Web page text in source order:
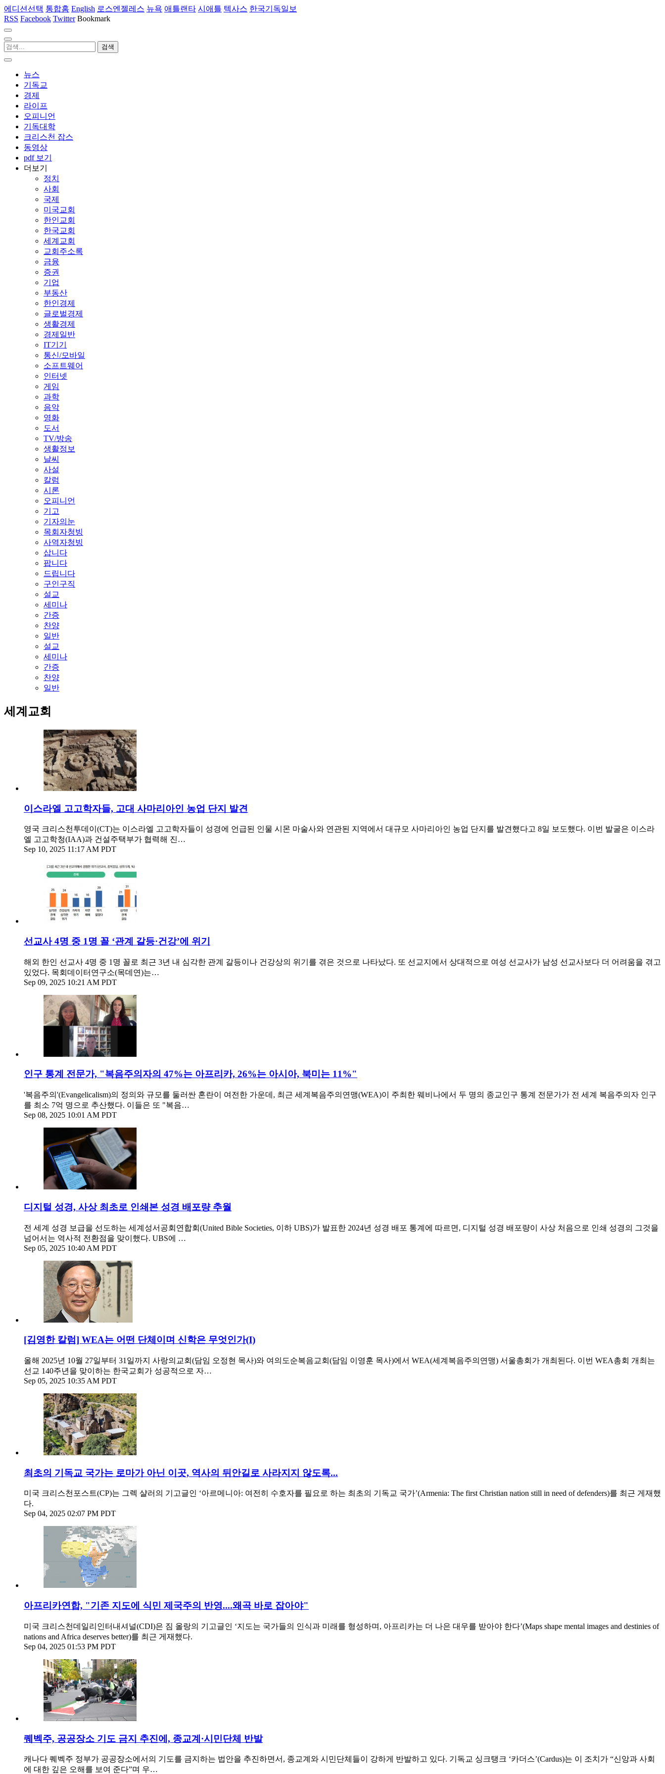
에디션선택 통합홈 English 로스엔젤레스 뉴욕 애틀랜타 시애틀 텍사스 한국기독일보
RSS Facebook Twitter Bookmark
뉴스
기독교
경제
라이프
오피니언
기독대학
크리스천 잡스
동영상
pdf 보기
더보기
정치
사회
국제
미국교회
한인교회
한국교회
세계교회
교회주소록
금융
증권
기업
부동산
한인경제
글로벌경제
생활경제
경제일반
IT기기
통신/모바일
소프트웨어
인터넷
게임
과학
음악
영화
도서
TV/방송
생활정보
날씨
사설
칼럼
시론
오피니언
기고
기자의눈
목회자청빙
사역자청빙
삽니다
팝니다
드립니다
구인구직
설교
세미나
간증
찬양
일반
설교
세미나
간증
찬양
일반
세계교회
이스라엘 고고학자들, 고대 사마리아인 농업 단지 발견
영국 크리스천투데이(CT)는 이스라엘 고고학자들이 성경에 언급된 인물 시몬 마술사와 연관된 지역에서 대규모 사마리아인 농업 단지를 발견했다고 8일 보도했다. 이번 발굴은 이스라
엘 고고학청(IAA)과 건설주택부가 협력해 진…
Sep 10, 2025 11:17 AM PDT
선교사 4명 중 1명 꼴 ‘관계 갈등·건강’에 위기
해외 한인 선교사 4명 중 1명 꼴로 최근 3년 내 심각한 관계 갈등이나 건강상의 위기를 겪은 것으로 나타났다. 또 선교지에서 상대적으로 여성 선교사가 남성 선교사보다 더 어려움을 겪고
있었다. 목회데이터연구소(목데연)는…
Sep 09, 2025 10:21 AM PDT
인구 통계 전문가, "복음주의자의 47%는 아프리카, 26%는 아시아, 북미는 11%"
'복음주의'(Evangelicalism)의 정의와 규모를 둘러싼 혼란이 여전한 가운데, 최근 세계복음주의연맹(WEA)이 주최한 웨비나에서 두 명의 종교인구 통계 전문가가 전 세계 복음주의자 인구
를 최소 7억 명으로 추산했다. 이들은 또 "복음…
Sep 08, 2025 10:01 AM PDT
디지털 성경, 사상 최초로 인쇄본 성경 배포량 추월
전 세계 성경 보급을 선도하는 세계성서공회연합회(United Bible Societies, 이하 UBS)가 발표한 2024년 성경 배포 통계에 따르면, 디지털 성경 배포량이 사상 처음으로 인쇄 성경의 그것을
넘어서는 역사적 전환점을 맞이했다. UBS에 …
Sep 05, 2025 10:40 AM PDT
[김영한 칼럼] WEA는 어떤 단체이며 신학은 무엇인가(I)
올해 2025년 10월 27일부터 31일까지 사랑의교회(담임 오정현 목사)와 여의도순복음교회(담임 이영훈 목사)에서 WEA(세계복음주의연맹) 서울총회가 개최된다. 이번 WEA총회 개최는
선교 140주년을 맞이하는 한국교회가 성공적으로 자…
Sep 05, 2025 10:35 AM PDT
최초의 기독교 국가는 로마가 아닌 이곳, 역사의 뒤안길로 사라지지 않도록...
미국 크리스천포스트(CP)는 그렉 샬러의 기고글인 ‘아르메니아: 여전히 수호자를 필요로 하는 최초의 기독교 국가’(Armenia: The first Christian nation still in need of defenders)를 최근 게재했
다.
Sep 04, 2025 02:07 PM PDT
아프리카연합, "기존 지도에 식민 제국주의 반영....왜곡 바로 잡아야"
미국 크리스천데일리인터내셔널(CDI)은 짐 올랑의 기고글인 ‘지도는 국가들의 인식과 미래를 형성하며, 아프리카는 더 나은 대우를 받아야 한다’(Maps shape mental images and destinies of
nations and Africa deserves better)를 최근 게재했다.
Sep 04, 2025 01:53 PM PDT
퀘벡주, 공공장소 기도 금지 추진에, 종교계·시민단체 반발
캐나다 퀘벡주 정부가 공공장소에서의 기도를 금지하는 법안을 추진하면서, 종교계와 시민단체들이 강하게 반발하고 있다. 기독교 싱크탱크 ‘카더스’(Cardus)는 이 조치가 “신앙과 사회
에 대한 깊은 오해를 보여 준다”며 우…